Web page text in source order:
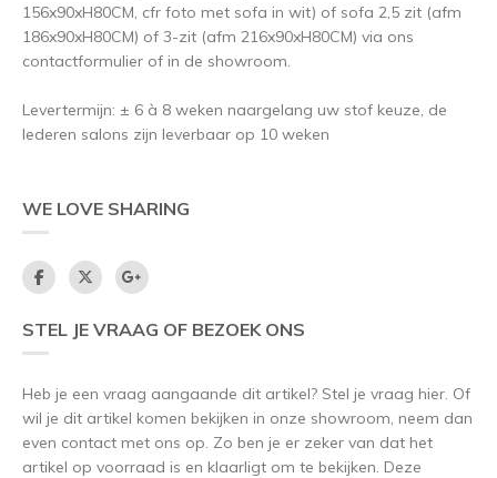
156x90xH80CM, cfr foto met sofa in wit) of sofa 2,5 zit (afm
186x90xH80CM) of 3-zit (afm 216x90xH80CM) via ons
contactformulier of in de showroom.
Levertermijn: ± 6 à 8 weken naargelang uw stof keuze, de
lederen salons zijn leverbaar op 10 weken
WE LOVE SHARING
STEL JE VRAAG OF BEZOEK ONS
Heb je een vraag aangaande dit artikel? Stel je vraag hier. Of
wil je dit artikel komen bekijken in onze showroom, neem dan
even contact met ons op. Zo ben je er zeker van dat het
artikel op voorraad is en klaarligt om te bekijken. Deze